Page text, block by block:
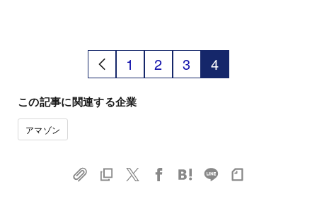
1 2 3 4
この記事に関連する企業
アマゾン